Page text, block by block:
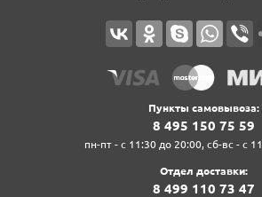
Пункты самовывоза:
8‍ 4‍9‍5‍ 1‍5‍0‍ 7‍5‍ 5‍9‍
пн-пт - с 11:30 до 20:00, сб-вс - с
Отдел доставки:
8‍ 4‍9‍9‍ 1‍1‍0‍ 7‍3‍ 4‍7‍